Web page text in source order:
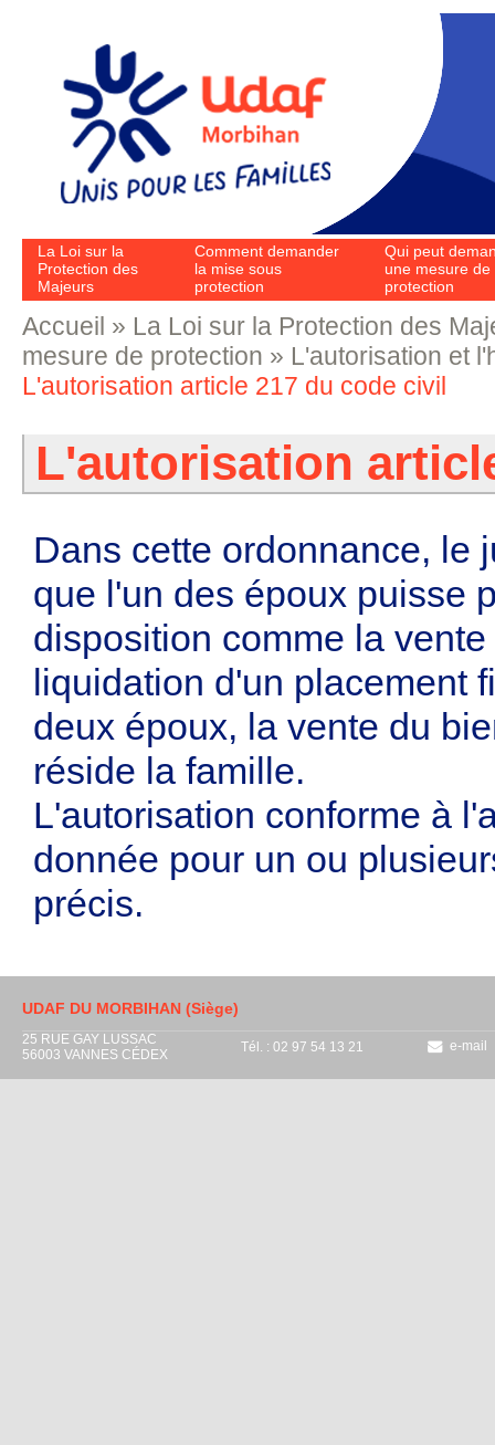
La Loi sur la
Protection des
Majeurs
Comment demander
la mise sous
protection
Qui peut
une mesure de
protection
Vous êtes ici
Accueil » La Loi sur la Protection des
mesure de protection » L'autorisation et
L'autorisation article 217 du code civil
L'autorisation
Dans cette ordonnance, le
que l'un des époux puisse
disposition comme la
liquidation d'un placement
deux époux, la vente du
réside la famille.
L'autorisation conforme à
donnée pour un ou
précis.
UDAF DU MORBIHAN (Siège)
25 RUE GAY LUSSAC
56003 VANNES CÉDEX
Tél. : 02 97 54 13 21 e-mail